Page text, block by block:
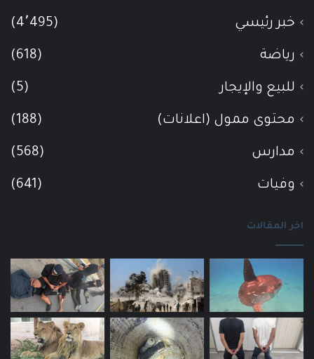
خبر رئيسي (4٬495)
رياضة (618)
للبيع والإيجار (5)
محتوى ممول (اعلانات) (188)
مدارس (568)
وفيات (641)
اخر المقالات